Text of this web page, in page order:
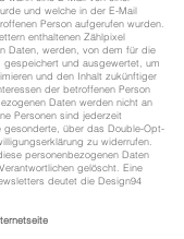
und welche in der E-Mail
Person aufgerufen wurden.
enthaltenen Zählpixel
Daten, werden, von dem für die
gespeichert und ausgewertet, um
und den Inhalt zukünftiger
der betroffenen Person
Daten werden nicht an
Personen sind jederzeit
über das Double-Opt-
zu widerrufen.
personenbezogenen Daten
gelöscht. Eine
deutet die Design94